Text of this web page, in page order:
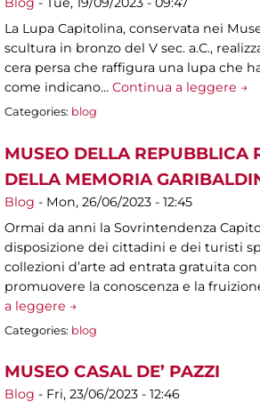
La Lupa Capitolina, conservata nei
scultura in bronzo del V sec. a.C.,
cera persa che raffigura una lupa che
come indicano… Continua a leggere →
Categories: blog
MUSEO DELLA REPUBBLICA
DELLA MEMORIA
Blog - Mon, 26/06/2023 - 12:45
Ormai da anni la Sovrintendenza
disposizione dei cittadini e dei turisti
collezioni d’arte ad entrata gratuita
promuovere la conoscenza e la
a leggere →
Categories: blog
MUSEO CASAL DE’ PAZZI
Blog - Fri, 23/06/2023 - 12:46